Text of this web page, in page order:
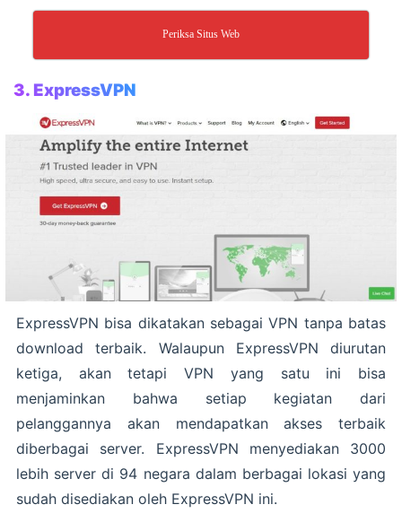
Periksa Situs Web
3. ExpressVPN
ExpressVPN bisa dikatakan sebagai VPN tanpa batas
download terbaik. Walaupun ExpressVPN diurutan
ketiga, akan tetapi VPN yang satu ini bisa
menjaminkan bahwa setiap kegiatan dari
pelanggannya akan mendapatkan akses terbaik
diberbagai server. ExpressVPN menyediakan 3000
lebih server di 94 negara dalam berbagai lokasi yang
sudah disediakan oleh ExpressVPN ini.